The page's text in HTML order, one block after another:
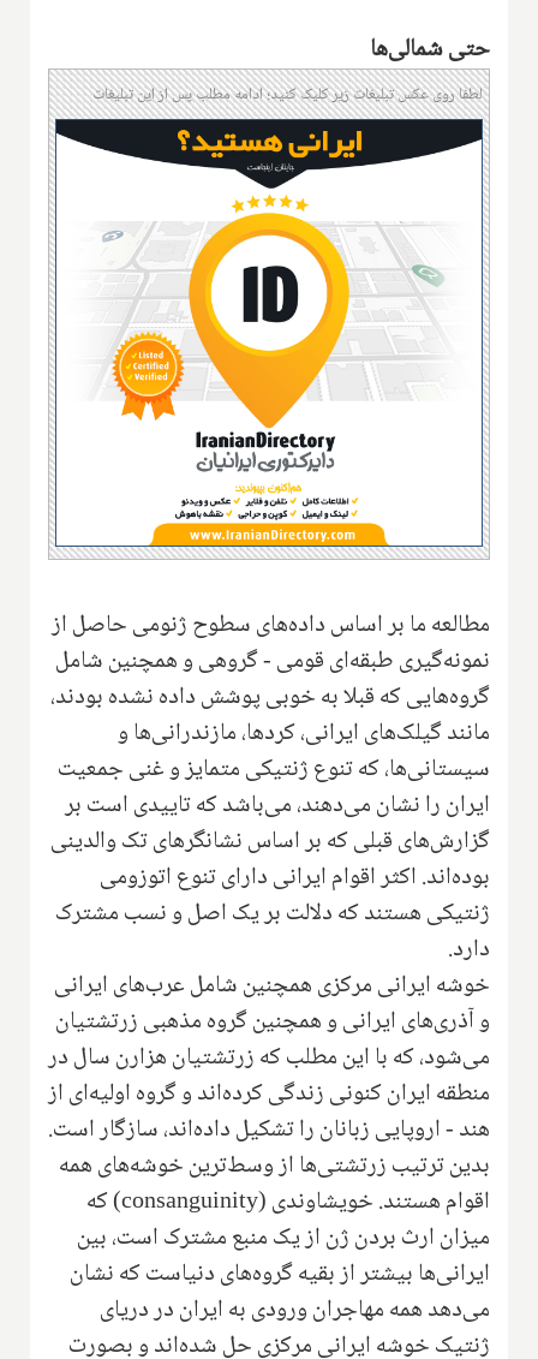
حتی شمالی‌ها
لطفا روی عکس تبلیغات زیر کلیک کنید؛ ادامه مطلب پس از این تبلیغات
مطالعه ما بر اساس داده‌های سطوح ژنومی حاصل از
نمونه‌گیری طبقه‌ای قومی - گروهی و همچنین شامل
گروه‌هایی که قبلا به خوبی پوشش داده نشده بودند،
مانند گیلک‌های ایرانی، کردها، مازندرانی‌ها و
سیستانی‌ها، که تنوع ژنتیکی متمایز و غنی جمعیت
ایران را نشان می‌دهند، می‌باشد که تاییدی است بر
گزارش‌های قبلی که بر اساس نشانگرهای تک والدینی
بوده‌اند.‌ ‌اکثر اقوام ایرانی دارای تنوع اتوزومی
ژنتیکی هستند که دلالت بر یک اصل و نسب مشترک
‌دارد.
خوشه ایرانی مرکزی همچنین شامل عرب‌های ایرانی
و آذری‌های ایرانی و همچنین گروه مذهبی زرتشتیان
می‌شود، که با ‌این مطلب که زرتشتیان هزارن سال در
منطقه ایران کنونی زندگی کرده‌اند و گروه اولیه‌ای از
هند - ‌اروپایی ‌زبانان را تشکیل داده‌اند، سازگار است.
بدین ترتیب زرتشتی‌ها از وسط‌ترین خوشه‌های همه
اقوام هستند. خویشاوندی (consanguinity) که
میزان ارث بردن ژن از یک منبع مشترک است، بین
ایرانی‌ها بیشتر از بقیه گروه‌های دنیاست که نشان
می‌دهد همه مهاجران ورودی به ایران در دریای
ژنتیک خوشه ایرانی مرکزی حل شده‌اند و بصورت